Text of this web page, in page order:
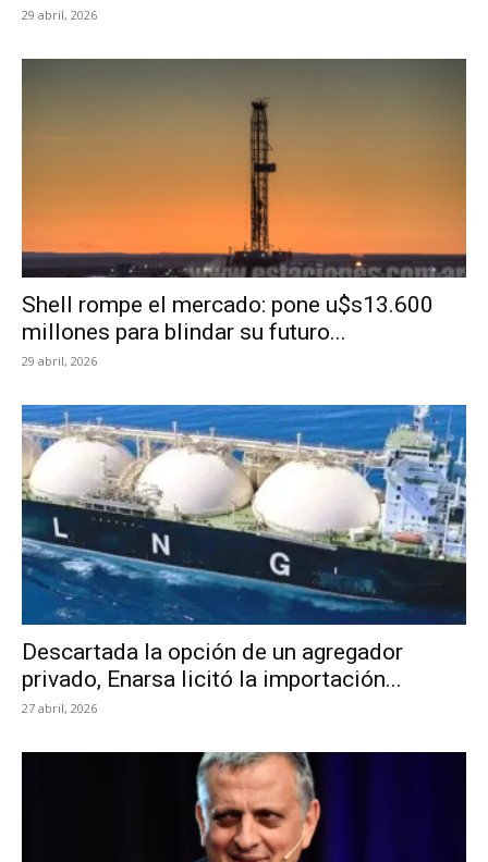
29 abril, 2026
Shell rompe el mercado: pone u$s13.600
millones para blindar su futuro...
29 abril, 2026
Descartada la opción de un agregador
privado, Enarsa licitó la importación...
27 abril, 2026